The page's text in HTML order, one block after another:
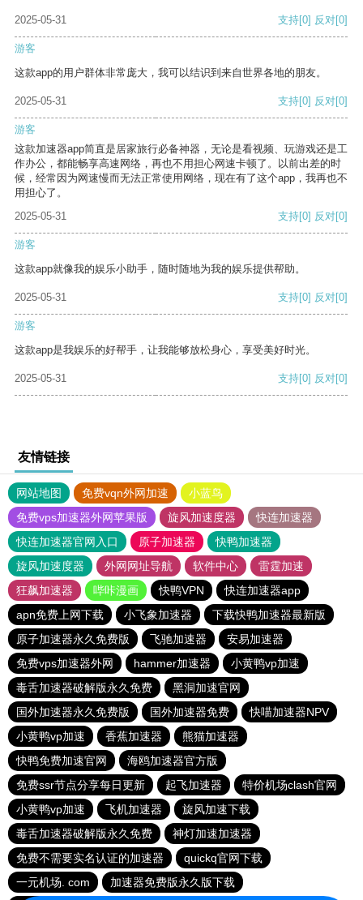
2025-05-31 支持[0] 反对[0]
游客
这款app的用户群体非常庞大，我可以结识到来自世界各地的朋友。
2025-05-31 支持[0] 反对[0]
游客
这款加速器app简直是居家旅行必备神器，无论是看视频、玩游戏还是工
作办公，都能畅享高速网络，再也不用担心网速卡顿了。以前出差的时
候，经常因为网速慢而无法正常使用网络，现在有了这个app，我再也不
用担心了。
2025-05-31
支持[0] 反对[0]
游客
这款app就像我的娱乐小助手，随时随地为我的娱乐提供帮助。
2025-05-31 支持[0] 反对[0]
游客
这款app是我娱乐的好帮手，让我能够放松身心，享受美好时光。
2025-05-31 支持[0] 反对[0]
友情链接
网站地图 免费vqn外网加速
小蓝鸟
免费vps加速器外网苹果版
旋风加速度器
快连加速器
快连加速器官网入口
原子加速器
快鸭加速器
旋风加速度器
外网网址导航 软件中心
雷霆加速
狂飙加速器
哔咔漫画 快鸭VPN
快连加速器app
apn免费上网下载
小飞象加速器
下载快鸭加速器最新版
原子加速器永久免费版
飞驰加速器
安易加速器
免费vps加速器外网
hammer加速器
小黄鸭vp加速
毒舌加速器破解版永久免费
黑洞加速官网
国外加速器永久免费版
国外加速器免费
快喵加速器NPV
小黄鸭vp加速
香蕉加速器
熊猫加速器
快鸭免费加速官网
海鸥加速器官方版
免费ssr节点分享每日更新
起飞加速器
特价机场clash官网
小黄鸭vp加速
飞机加速器
旋风加速下载
毒舌加速器破解版永久免费
神灯加速加速器
免费不需要实名认证的加速器
quickq官网下载
一元机场. com
加速器免费版永久版下载